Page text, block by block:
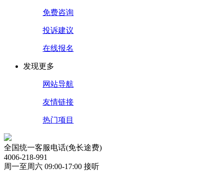
免费咨询
投诉建议
在线报名
发现更多
网站导航
友情链接
热门项目
全国统一客服电话(免长途费)
4006-218-991
周一至周六 09:00-17:00 接听